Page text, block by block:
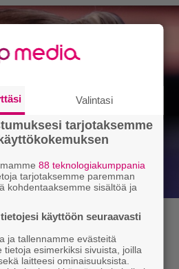
palvelua ravintolassa –
Valintasi
tarjotaksemme
88 teknologiakumppania
tarjotaksemme paremman
kohdentaaksemme sisältöä ja
käyttöön seuraavasti
ja tallennamme evästeitä
tietoja esimerkiksi sivuista, joilla
laitteesi ominaisuuksista.